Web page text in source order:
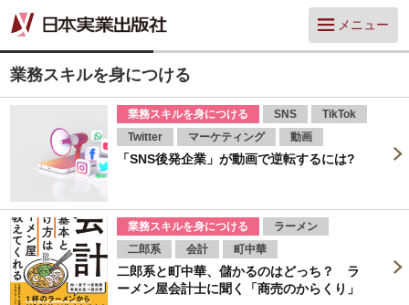
メニュー
業務スキルを身につける
業務スキルを身につける SNS
TikTok
Twitter
マーケティング 動画
「SNS後発企業」が動画で逆転するには?
業務スキルを身につける
ラーメン
二郎系
会計 町中華
二郎系と町中華、儲かるのはどっち？ ラ
ーメン屋会計士に聞く「商売のからくり」